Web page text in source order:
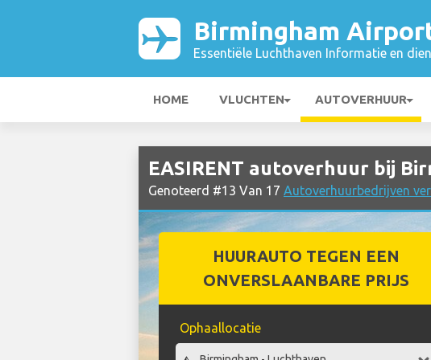
Birmingham
Essentiële Luchthaven Informatie en
HOME VLUCHTEN AUTOVERHUUR
EASIRENT autoverhuur bij
Genoteerd #13 Van 17 Autoverhuurbedrijven
HUURAUTO TEGEN EEN
ONVERSLAANBARE PRIJS
Ophaallocatie